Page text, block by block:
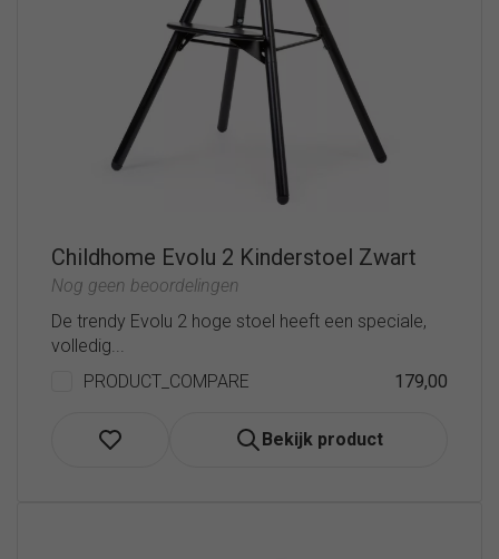
Childhome Evolu 2 Kinderstoel Zwart
Nog geen beoordelingen
De trendy Evolu 2 hoge stoel heeft een speciale,
volledig...
PRODUCT_COMPARE
179,00
Bekijk product